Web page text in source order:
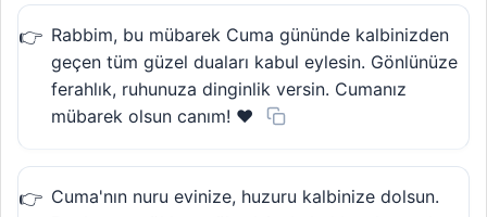
Rabbim, bu mübarek Cuma gününde kalbinizden
geçen tüm güzel duaları kabul eylesin. Gönlünüze
ferahlık, ruhunuza dinginlik versin. Cumanız
mübarek olsun canım! ❤️
Cuma'nın nuru evinize, huzuru kalbinize dolsun.